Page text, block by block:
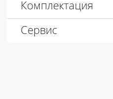
Комплектация
Сервис